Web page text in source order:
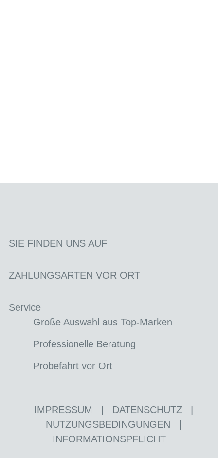
SIE FINDEN UNS AUF
ZAHLUNGSARTEN VOR ORT
Service
Große Auswahl aus Top-Marken
Professionelle Beratung
Probefahrt vor Ort
IMPRESSUM DATENSCHUTZ
NUTZUNGSBEDINGUNGEN
INFORMATIONSPFLICHT